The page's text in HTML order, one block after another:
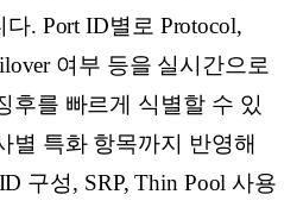
. Port ID별로 Protocol,
여부 등을 실시간으로
후를 빠르게 식별할 수 있
별 특화 항목까지 반영해
구성, SRP, Thin Pool 사용